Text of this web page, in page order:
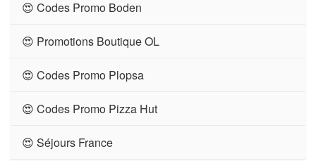
😍 Codes Promo Boden
😍 Promotions Boutique OL
😍 Codes Promo Plopsa
😍 Codes Promo Pizza Hut
😍 Séjours France